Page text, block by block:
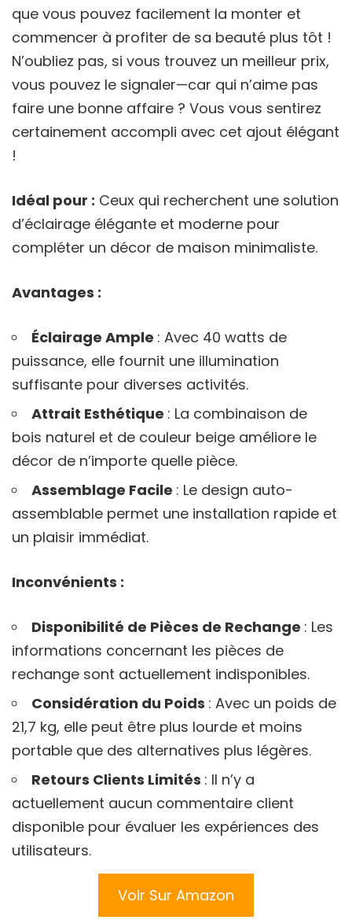
que vous pouvez facilement la monter et
commencer à profiter de sa beauté plus tôt !
N’oubliez pas, si vous trouvez un meilleur prix,
vous pouvez le signaler—car qui n’aime pas
faire une bonne affaire ? Vous vous sentirez
certainement accompli avec cet ajout élégant
!
Idéal pour : Ceux qui recherchent une solution
d’éclairage élégante et moderne pour
compléter un décor de maison minimaliste.
Avantages :
Éclairage Ample : Avec 40 watts de
puissance, elle fournit une illumination
suffisante pour diverses activités.
Attrait Esthétique : La combinaison de
bois naturel et de couleur beige améliore le
décor de n’importe quelle pièce.
Assemblage Facile : Le design auto-
assemblable permet une installation rapide et
un plaisir immédiat.
Inconvénients :
Disponibilité de Pièces de Rechange : Les
informations concernant les pièces de
rechange sont actuellement indisponibles.
Considération du Poids : Avec un poids de
21,7 kg, elle peut être plus lourde et moins
portable que des alternatives plus légères.
Retours Clients Limités : Il n’y a
actuellement aucun commentaire client
disponible pour évaluer les expériences des
utilisateurs.
Voir Sur Amazon